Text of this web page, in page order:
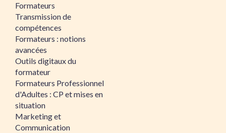
Formateurs
Transmission de
compétences
Formateurs : notions
avancées
Outils digitaux du
formateur
Formateurs Professionnel
d'Adultes : CP et mises en
situation
Marketing et
Communication